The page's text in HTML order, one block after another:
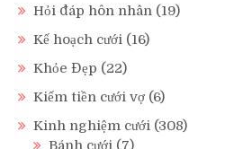
Hỏi đáp hôn nhân (19)
Kế hoạch cưới (16)
Khỏe Đẹp (22)
Kiếm tiền cưới vợ (6)
Kinh nghiệm cưới (308)
Bánh cưới (7)